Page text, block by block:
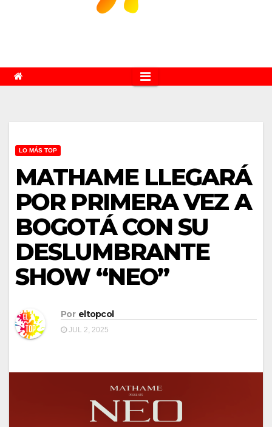
LO MÁS TOP
MATHAME LLEGARÁ
POR PRIMERA VEZ A
BOGOTÁ CON SU
DESLUMBRANTE
SHOW “NEO”
Por eltopcol
JUL 2, 2025